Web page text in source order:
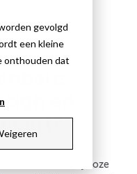
gevolgd
een kleine
onthouden dat
en
samen: tijdloze